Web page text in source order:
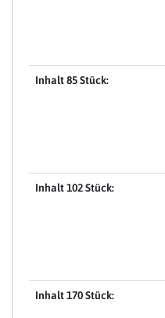
Inhalt 85 Stück:
Inhalt 102 Stück:
Inhalt 170 Stück: